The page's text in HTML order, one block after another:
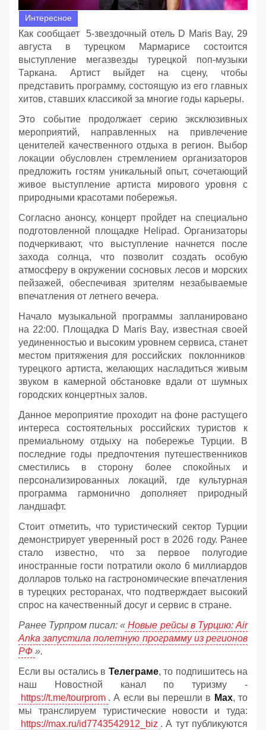
Интересное
Как сообщает 5-звездочный отель D Maris Bay, 29
августа в турецком Мармарисе состоится
выступление мегазвезды турецкой поп-музыки
Таркана. Артист выйдет на сцену, чтобы
представить программу, состоящую из его главных
хитов, ставших классикой за многие годы карьеры.
Это событие продолжает серию эксклюзивных
мероприятий, направленных на привлечение
ценителей качественного отдыха в регион. Выбор
локации обусловлен стремлением организаторов
предложить гостям уникальный опыт, сочетающий
живое выступление артиста мирового уровня с
природными красотами побережья.
Согласно анонсу, концерт пройдет на специально
подготовленной площадке Helipad. Организаторы
подчеркивают, что выступление начнется после
захода солнца, что позволит создать особую
атмосферу в окружении сосновых лесов и морских
пейзажей, обеспечивая зрителям незабываемые
впечатления от летнего вечера.
Начало музыкальной программы запланировано
на 22:00. Площадка D Maris Bay, известная своей
уединенностью и высоким уровнем сервиса, станет
местом притяжения для российских поклонников
турецкого артиста, желающих насладиться живым
звуком в камерной обстановке вдали от шумных
городских концертных залов.
Данное мероприятие проходит на фоне растущего
интереса состоятельных российских туристов к
премиальному отдыху на побережье Турции. В
последние годы предпочтения путешественников
сместились в сторону более спокойных и
персонализированных локаций, где культурная
программа гармонично дополняет природный
ландшафт.
Стоит отметить, что туристический сектор Турции
демонстрирует уверенный рост в 2026 году. Ранее
стало известно, что за первое полугодие
иностранные гости потратили около 6 миллиардов
долларов только на гастрономические впечатления
в турецких ресторанах, что подтверждает высокий
спрос на качественный досуг и сервис в стране.
Ранее Турпром писал: « Новые рейсы в Турцию: Air
Anka запустила полетную программу из регионов
РФ ».
Если вы остались в Телеграме, то подпишитесь на
наш Новостной канал по туризму -
https://t.me/tourprom . А если вы перешли в Мах, то
мы транслируем туристические новости и туда:
https://max.ru/id7743542912_biz . А тут публикуются